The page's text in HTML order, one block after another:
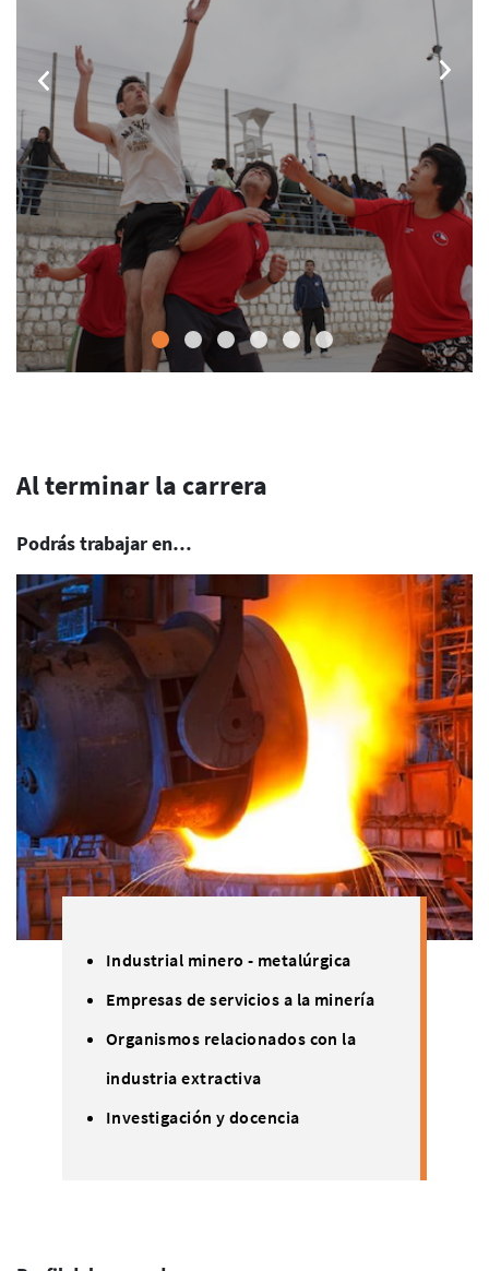
Al terminar la carrera
Podrás trabajar en…
Industrial minero - metalúrgica
Empresas de servicios a la minería
Organismos relacionados con la
industria extractiva
Investigación y docencia